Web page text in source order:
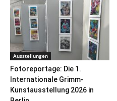
Ausstellungen
Fotoreportage: Die 1.
Internationale Grimm-
Kunstausstellung 2026 in